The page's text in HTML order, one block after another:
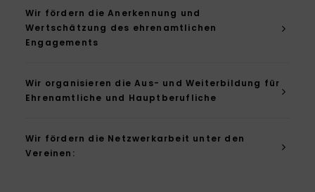
Wir fördern die Anerkennung und
Wertschätzung des ehrenamtlichen
Engagements
Wir organisieren die Aus- und Weiterbildung für
Ehrenamtliche und Hauptberufliche
Wir fördern die Netzwerkarbeit unter den
Vereinen: